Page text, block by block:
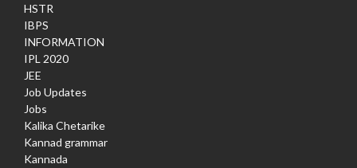
HSTR
IBPS
INFORMATION
IPL 2020
JEE
Job Updates
Jobs
Kalika Chetarike
Kannad grammar
Kannada